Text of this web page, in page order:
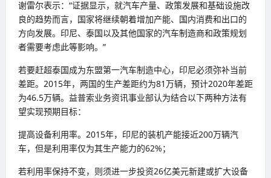
谢雷尔表示：“证据显示，就汽车产量、政策发展和基础设施改
良的趋势而言，国家将继续朝着增加产能、国内消费和出口的
方向发展。印尼、泰国以及其他国家的汽车制造商和政策规划
者需要考虑此等影响。”
若要赶超泰国成为东盟第一汽车制造中心，印尼必须弥补当前
差距。2015年，两国的生产差距约为81万辆，预计2020年差距
为46.5万辆。益普索业务资讯事业部认为结合以下两种方法有
望实现预期目标：
提高设备利用率。2015年，印尼的装机产能接近200万辆汽
车，但是利用率仅为其生产能力的62%；
若利用率保持不变，则须进一步投资26亿美元新建或扩大设备